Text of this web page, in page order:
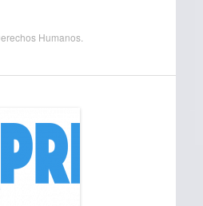
Humanos.